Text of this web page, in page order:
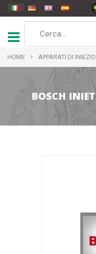
HOME APPARATI DI
BOSCH